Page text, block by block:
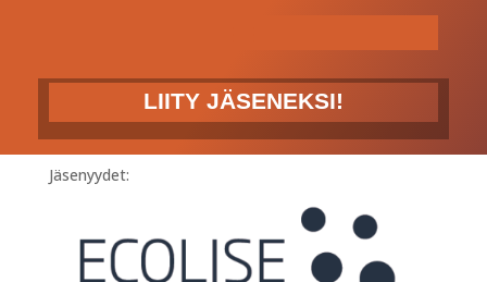
LIITY JÄSENEKSI!
Jäsenyydet: